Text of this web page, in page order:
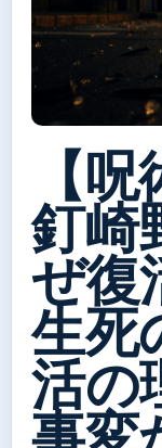
【呪
釘崎
ぜ復
生死
活の